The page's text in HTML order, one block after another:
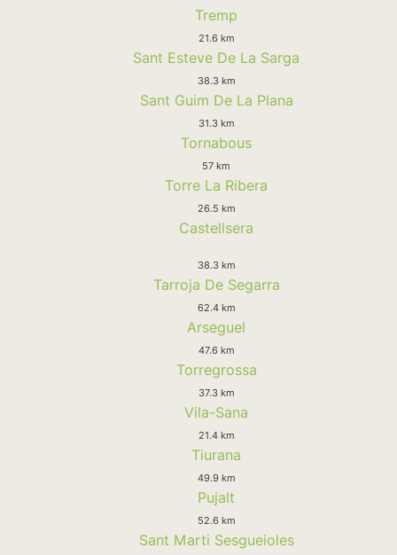
Tremp
21.6 km
Sant Esteve De La Sarga
38.3 km
Sant Guim De La Plana
31.3 km
Tornabous
57 km
Torre La Ribera
26.5 km
Castellsera
38.3 km
Tarroja De Segarra
62.4 km
Arseguel
47.6 km
Torregrossa
37.3 km
Vila-Sana
21.4 km
Tiurana
49.9 km
Pujalt
52.6 km
Sant Marti Sesgueioles